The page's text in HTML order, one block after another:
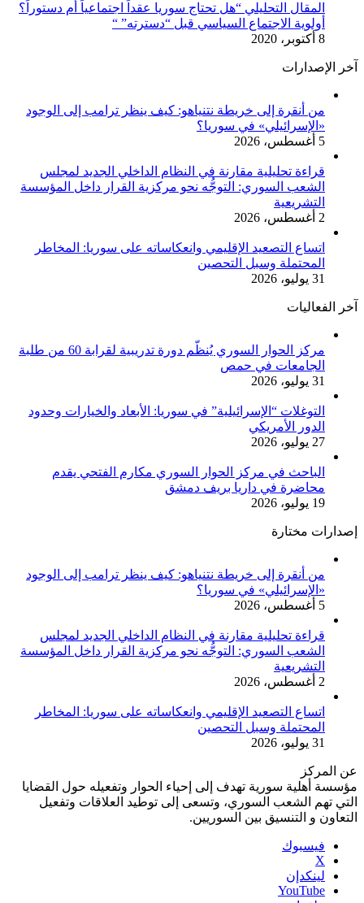
المقال التحليلي “هل تحتاج سوريا عقداً اجتماعياً أم دستوراً؟
أولوية الاجتماع السياسي قبل “دسترته” “
8 أكتوبر، 2020
آخر الإصدارات
من أنقرة إلى خريطة نتنياهو: كيف ينظر ترامب إلى الوجود
«الإسرائيلي» في سوريا؟
5 أغسطس، 2026
قراءة تحليلية مقارنة في النظام الداخلي الجديد لمجلس
الشعب السوري: التوجُّه نحو مركزية القرار داخل المؤسسة
التشريعية
2 أغسطس، 2026
اتساع التصعيد الإقليمي وانعكاساته على سوريا: المخاطر
المحتملة وسبل التحصين
31 يوليو، 2026
آخر الفعاليات
مركز الحوار السوري يُنظّم دورة تدريبية لقرابة 60 من طلبة
الجامعات في حمص
31 يوليو، 2026
التوغلات “الإسرائيلية” في سوريا: الأبعاد والخيارات وحدود
الدور الأمريكي
27 يوليو، 2026
الباحث في مركز الحوار السوري مكارم الفتحي يقدم
محاضرة في داريا بريف دمشق
19 يوليو، 2026
إصدارات مختارة
من أنقرة إلى خريطة نتنياهو: كيف ينظر ترامب إلى الوجود
«الإسرائيلي» في سوريا؟
5 أغسطس، 2026
قراءة تحليلية مقارنة في النظام الداخلي الجديد لمجلس
الشعب السوري: التوجُّه نحو مركزية القرار داخل المؤسسة
التشريعية
2 أغسطس، 2026
اتساع التصعيد الإقليمي وانعكاساته على سوريا: المخاطر
المحتملة وسبل التحصين
31 يوليو، 2026
عن المركز
مؤسسة أهلية سورية تهدف إلى إحياء الحوار وتفعيله حول القضايا
التي تهم الشعب السوري، وتسعى إلى توطيد العلاقات وتفعيل
التعاون و التنسيق بين السوريين.
فيسبوك
‫X
لينكدإن
‫YouTube